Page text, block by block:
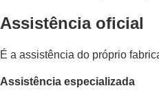
Assistência oficial
É a assistência do próprio
Assistência especializada